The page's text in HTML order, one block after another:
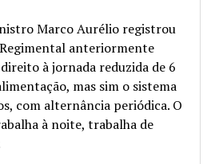
Marco Aurélio registrou
anteriormente
à jornada reduzida de 6
mas sim o sistema
com alternância periódica. O
à noite, trabalha de